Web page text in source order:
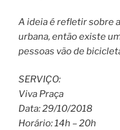
A ideia é refletir sobre
urbana, então existe
pessoas vão de
SERVIÇO:
Viva Praça
Data: 29/10/2018
Horário: 14h – 20h